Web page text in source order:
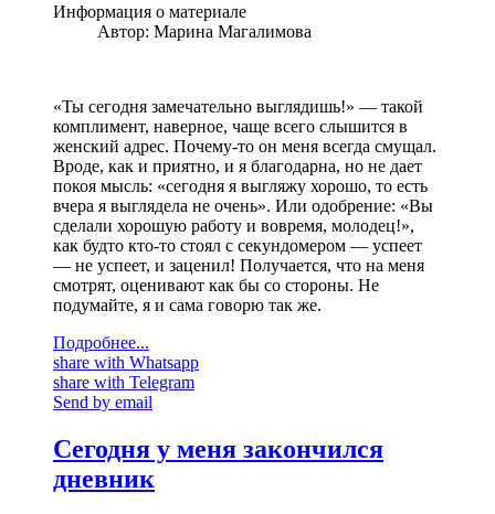
Информация о материале
Автор: Марина Магалимова
«Ты сегодня замечательно выглядишь!» — такой
комплимент, наверное, чаще всего слышится в
женский адрес. Почему-то он меня всегда смущал.
Вроде, как и приятно, и я благодарна, но не дает
покоя мысль: «сегодня я выгляжу хорошо, то есть
вчера я выглядела не очень». Или одобрение: «Вы
сделали хорошую работу и вовремя, молодец!»,
как будто кто-то стоял с секундомером — успеет
— не успеет, и заценил! Получается, что на меня
смотрят, оценивают как бы со стороны. Не
подумайте, я и сама говорю так же.
Подробнее...
share with Whatsapp
share with Telegram
Send by email
Сегодня у меня закончился
дневник